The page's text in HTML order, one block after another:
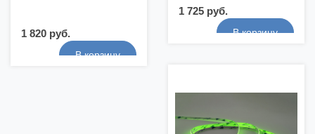
1 820 руб.
1 725 руб.